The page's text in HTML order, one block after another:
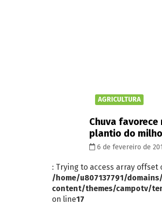
AGRICULTURA
Chuva
plantio do
6 de fevereiro de
: Trying to access array offset
/home/u807137791/
content/themes/campotv/
on line17